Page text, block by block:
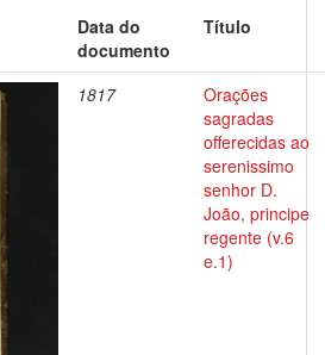
Data do
documento
Título
1817
Orações
sagradas
offerecidas ao
serenissimo
senhor D.
João, principe
regente (v.6
e.1)